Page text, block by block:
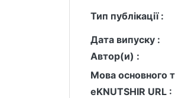
Тип публікації :
Дата випуску :
Автор(и) :
Мова основного
eKNUTSHIR URL :